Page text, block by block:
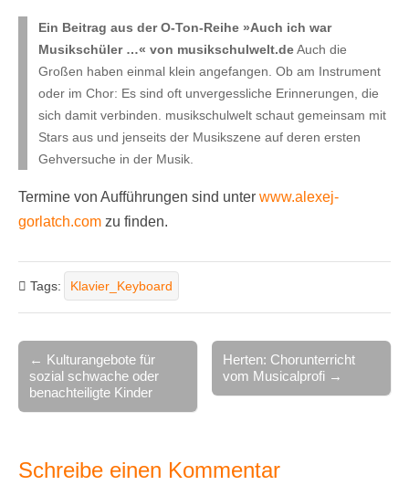
Ein Beitrag aus der O-Ton-Reihe »Auch ich war
Musikschüler …« von musikschulwelt.deAuch die
Großen haben einmal klein angefangen. Ob am Instrument
oder im Chor: Es sind oft unvergessliche Erinnerungen, die
sich damit verbinden. musikschulwelt schaut gemeinsam mit
Stars aus und jenseits der Musikszene auf deren ersten
Gehversuche in der Musik.
Termine von Aufführungen sind unter www.alexej-
gorlatch.com zu finden.
Tags: Klavier_Keyboard
Post
navigation
← Kulturangebote für
sozial schwache oder
benachteiligte Kinder
Herten: Chorunterricht
vom Musicalprofi →
Schreibe einen Kommentar